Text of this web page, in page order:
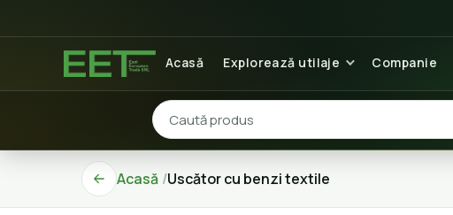
Acasă Explorează utilaje Companie
Acasă Uscător cu benzi textile